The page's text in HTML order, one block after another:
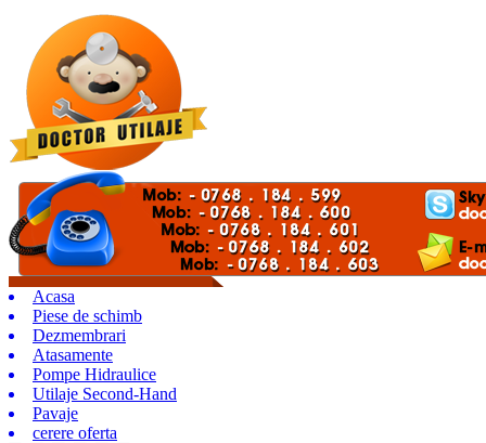
Acasa
Piese de schimb
Dezmembrari
Atasamente
Pompe Hidraulice
Utilaje Second-Hand
Pavaje
cerere oferta